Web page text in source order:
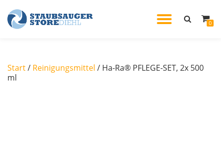
Skip
0
Start/ Reinigungsmittel / Ha-Ra® PFLEGE-SET, 2x 500
ml